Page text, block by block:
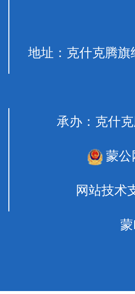
地址：克什克
承办：克什
蒙公
网站技